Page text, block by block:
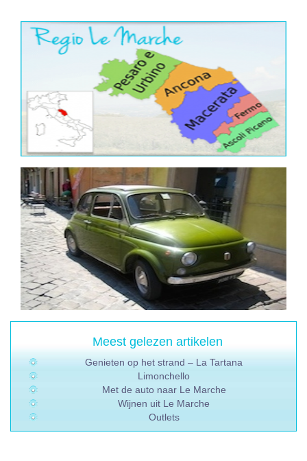
Meest gelezen artikelen
Genieten op het strand – La Tartana
Limonchello
Met de auto naar Le Marche
Wijnen uit Le Marche
Outlets